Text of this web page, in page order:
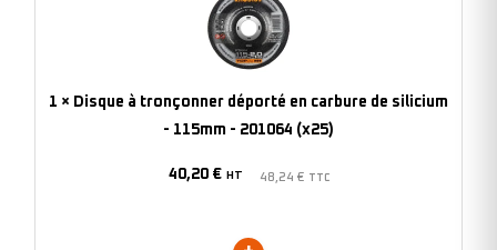
tronçonner
déporté
en
carbure
-
1 × Disque à tronçonner déporté en carbure de silicium
- 115mm - 201064 (x25)
40,20 € HT 48,24 € TTC